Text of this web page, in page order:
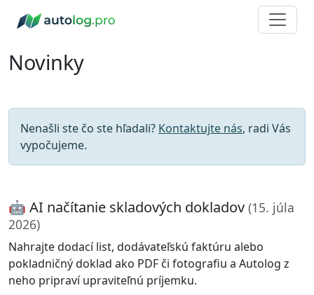
Novinky
Nenašli ste čo ste hľadali? Kontaktujte nás, radi Vás
vypočujeme.
🤖 AI načítanie skladových dokladov (15. júla
2026)
Nahrajte dodací list, dodávateľskú faktúru alebo
pokladničný doklad ako PDF či fotografiu a Autolog z
neho pripraví upraviteľnú príjemku.